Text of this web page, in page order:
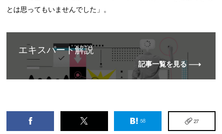
とは思ってもいませんでした」。
エキスパート解説
記事一覧を見る
58 27